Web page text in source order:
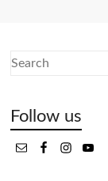
Follow us